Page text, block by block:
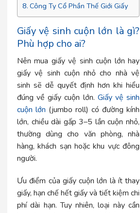
Công Ty Cổ Phần Thế Giới Giấy
Giấy vệ sinh cuộn lớn là gì?
Phù hợp cho ai?
Nên mua giấy vệ sinh cuộn lớn hay
giấy vệ sinh cuộn nhỏ cho nhà vệ
sinh sẽ dễ quyết định hơn khi hiểu
đúng về giấy cuộn lớn. Giấy vệ sinh
cuộn lớn (jumbo roll) có đường kính
lớn, chiều dài gấp 3–5 lần cuộn nhỏ,
thường dùng cho văn phòng, nhà
hàng, khách sạn hoặc khu vực đông
người.
Ưu điểm của giấy cuộn lớn là ít thay
giấy, hạn chế hết giấy và tiết kiệm chi
phí dài hạn. Tuy nhiên, loại này cần